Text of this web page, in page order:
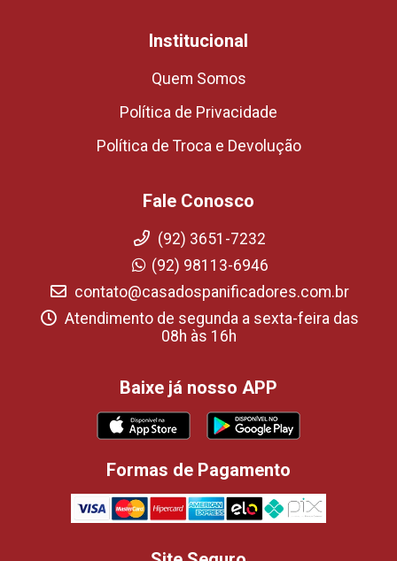
Institucional
Quem Somos
Política de Privacidade
Política de Troca e Devolução
Fale Conosco
(92) 3651-7232
(92) 98113-6946
contato@casadospanificadores.com.br
Atendimento de segunda a sexta-feira das
08h às 16h
Baixe já nosso APP
Formas de Pagamento